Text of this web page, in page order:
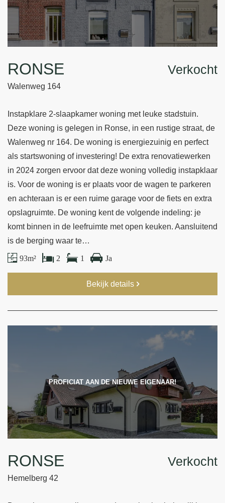
RONSE
Walenweg 164
Verkocht
Instapklare 2-slaapkamer woning met leuke stadstuin.
Deze woning is gelegen in Ronse, in een rustige straat, de
Walenweg nr 164. De woning is energiezuinig en perfect
als startswoning of investering! De extra renovatiewerken
in 2024 zorgen ervoor dat deze woning volledig instapklaar
is. Voor de woning is er plaats voor de wagen te parkeren
en achteraan is er een ruime garage voor de fiets en extra
opslagruimte. De woning kent de volgende indeling: je
komt binnen in de leefruimte met open keuken. Aansluitend
is de berging waar te…
93 m² 2 1 Ja
Bekijk details
PROFICIAT AAN DE NIEUWE EIGENAAR!
RONSE
Hemelberg 42
Verkocht